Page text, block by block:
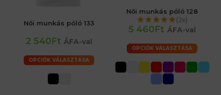
Női munkás póló 133
2 540Ft ÁFA-val
OPCIÓK VÁLASZTÁSA
Női munkás póló 128
(2x)
5 460Ft ÁFA-val
OPCIÓK VÁLASZTÁSA